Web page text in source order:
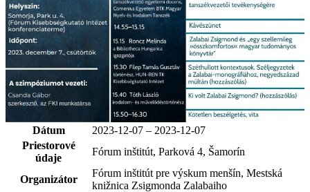
Dátum
2023-12-07 – 2023-12-07
Priestorové
údaje
Fórum inštitút, Parková 4, Šamorín
Organizátor
Fórum inštitút pre výskum menšín, Mestská
knižnica Zsigmonda Zalabaiho